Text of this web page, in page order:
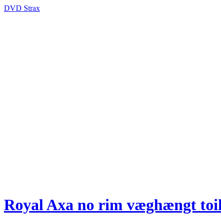
DVD Strax
Royal Axa no rim væghængt